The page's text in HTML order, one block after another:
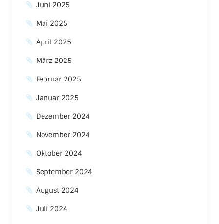
Juni 2025
Mai 2025
April 2025
März 2025
Februar 2025
Januar 2025
Dezember 2024
November 2024
Oktober 2024
September 2024
August 2024
Juli 2024